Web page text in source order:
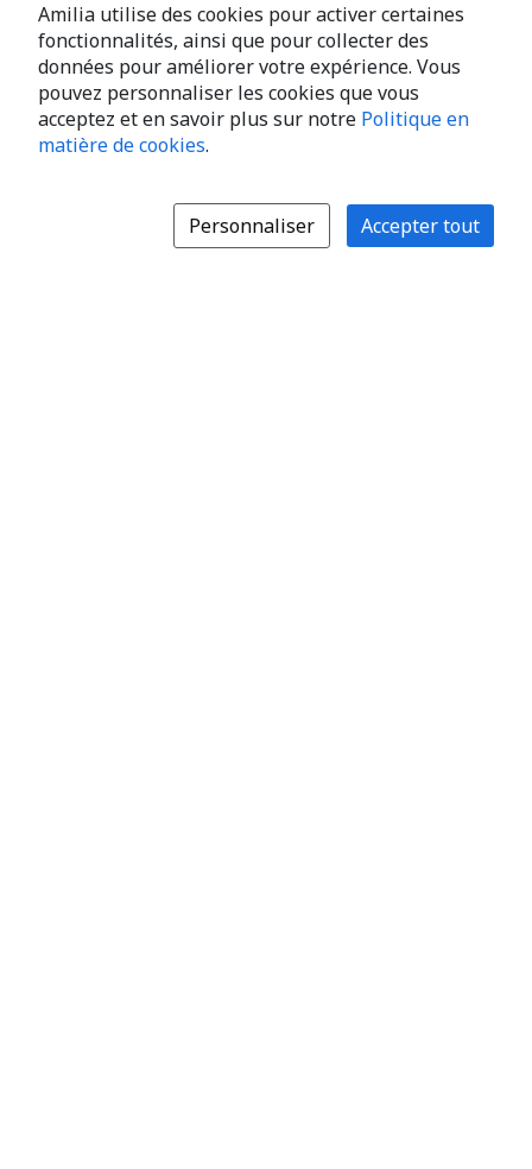
Amilia utilise des cookies pour activer certaines
fonctionnalités, ainsi que pour collecter des
données pour améliorer votre expérience. Vous
pouvez personnaliser les cookies que vous
acceptez et en savoir plus sur notre Politique en
matière de cookies.
Personnaliser Accepter tout